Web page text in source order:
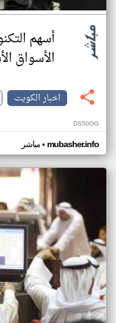
أسهم
الأسواق
اخبار الكويت
DS50OG
مباشر• mubasher.info